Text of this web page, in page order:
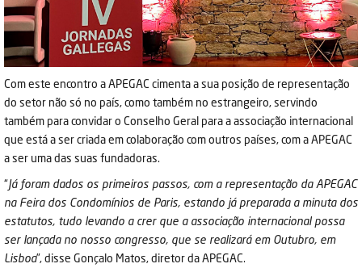
Com este encontro a APEGAC cimenta a sua posição de representação
do setor não só no país, como também no estrangeiro, servindo
também para convidar o Conselho Geral para a associação internacional
que está a ser criada em colaboração com outros países, com a APEGAC
a ser uma das suas fundadoras.
“Já foram dados os primeiros passos, com a representação da APEGAC
na Feira dos Condomínios de Paris, estando já preparada a minuta dos
estatutos, tudo levando a crer que a associação internacional possa
ser lançada no nosso congresso, que se realizará em Outubro, em
Lisboa”, disse Gonçalo Matos, diretor da APEGAC.